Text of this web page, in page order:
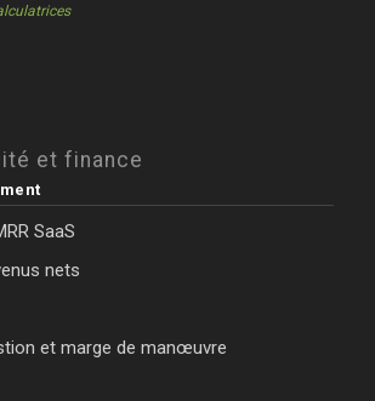
et finance
SaaS
nets
et marge de manœuvre